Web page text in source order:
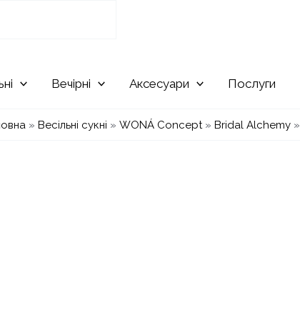
Вечірні Аксесуари Послуги
» Весільні сукні » WONÁ Concept » Bridal Alchemy »